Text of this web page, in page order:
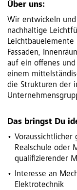
Über uns:
Wir entwickeln
nachhaltige
Fassaden,
auf ein offenes
einem
die Strukturen der
Das bringst Du
Voraussichtlicher
Realschule oder
qualifizierender
Interesse an
Elektrotechnik